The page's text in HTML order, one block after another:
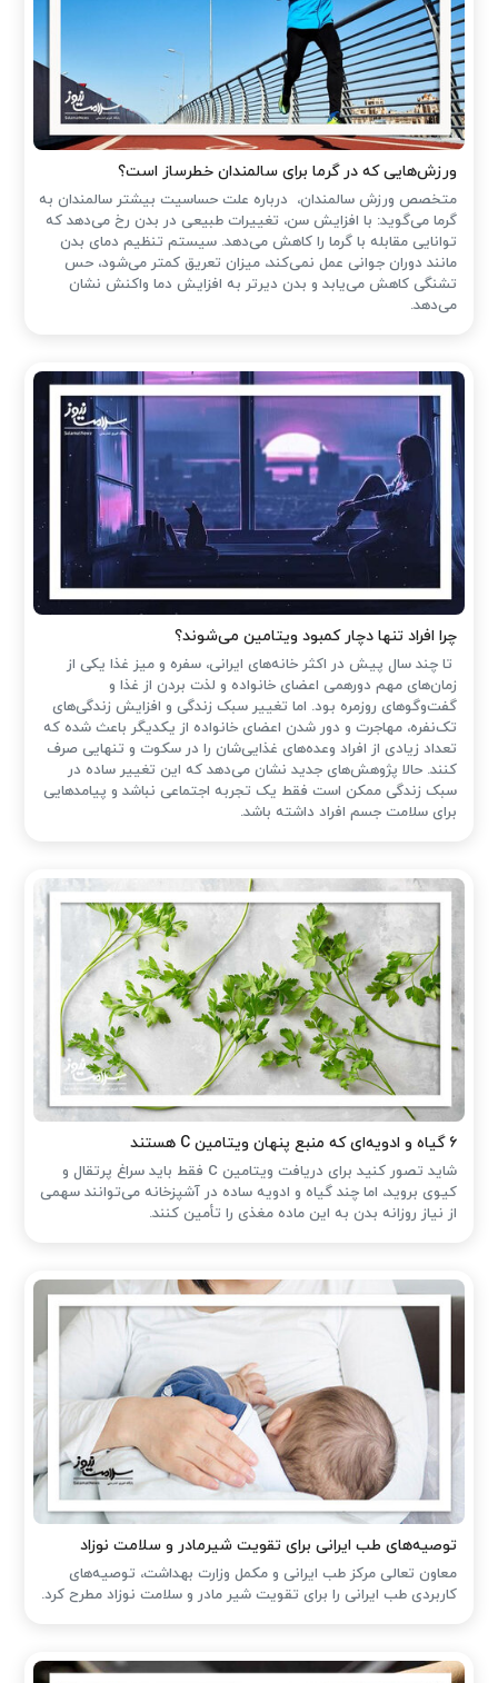
ورزش‌هایی که در گرما برای سالمندان خطرساز است؟
متخصص ورزش سالمندان، درباره علت حساسیت بیشتر سالمندان به
گرما می‌گوید: با افزایش سن، تغییرات طبیعی در بدن رخ می‌دهد که
توانایی مقابله با گرما را کاهش می‌دهد. سیستم تنظیم دمای بدن
مانند دوران جوانی عمل نمی‌کند، میزان تعریق کمتر می‌شود، حس
تشنگی کاهش می‌یابد و بدن دیرتر به افزایش دما واکنش نشان
می‌دهد.
چرا افراد تنها دچار کمبود ویتامین می‌شوند؟
تا چند سال پیش در اکثر خانه‌های ایرانی، سفره و میز غذا یکی از
زمان‌های مهم دورهمی اعضای خانواده و لذت بردن از غذا و
گفت‌وگوهای روزمره بود. اما تغییر سبک زندگی و افزایش زندگی‌های
تک‌نفره، مهاجرت و دور شدن اعضای خانواده از یکدیگر باعث شده که
تعداد زیادی از افراد وعده‌های غذایی‌شان را در سکوت و تنهایی صرف
کنند. حالا پژوهش‌های جدید نشان می‌دهد که این تغییر ساده در
سبک زندگی ممکن است فقط یک تجربه اجتماعی نباشد و پیامدهایی
برای سلامت جسم افراد داشته باشد.
۶ گیاه و ادویه‌ای که منبع پنهان ویتامین C هستند
شاید تصور کنید برای دریافت ویتامین C فقط باید سراغ پرتقال و
کیوی بروید، اما چند گیاه و ادویه ساده در آشپزخانه می‌توانند سهمی
از نیاز روزانه بدن به این ماده مغذی را تأمین کنند.
توصیه‌های طب ایرانی برای تقویت شیرمادر و سلامت نوزاد
معاون تعالی مرکز طب ایرانی و مکمل وزارت بهداشت، توصیه‌های
کاربردی طب ایرانی را برای تقویت شیر مادر و سلامت نوزاد مطرح کرد.